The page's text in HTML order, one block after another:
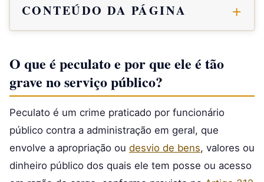
CONTEÚDO DA PÁGINA
O que é peculato e por que ele é tão
grave no serviço público?
Peculato é um crime praticado por funcionário
público contra a administração em geral, que
envolve a apropriação ou desvio de bens, valores ou
dinheiro público dos quais ele tem posse ou acesso